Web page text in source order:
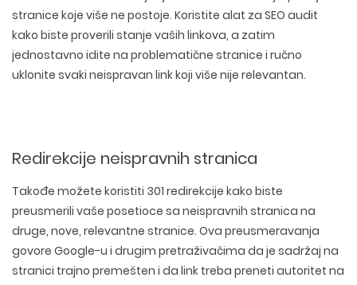
stranice koje više ne postoje. Koristite alat za SEO audit
kako biste proverili stanje vaših linkova, a zatim
jednostavno idite na problematične stranice i ručno
uklonite svaki neispravan link koji više nije relevantan.
Redirekcije neispravnih stranica
Takođe možete koristiti 301 redirekcije kako biste
preusmerili vaše posetioce sa neispravnih stranica na
druge, nove, relevantne stranice. Ova preusmeravanja
govore Google-u i drugim pretraživačima da je sadržaj na
stranici trajno premešten i da link treba preneti autoritet na